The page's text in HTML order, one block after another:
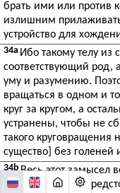
брать ими или против
излишним
устройство для
34a Ибо такому телу
соответствующий род,
уму и разумению.
вращаться в одном и
круг за кругом, а
устранены, чтобы не
такого круговращения
существо] без голеней
34bВесь этот замысел
которому только